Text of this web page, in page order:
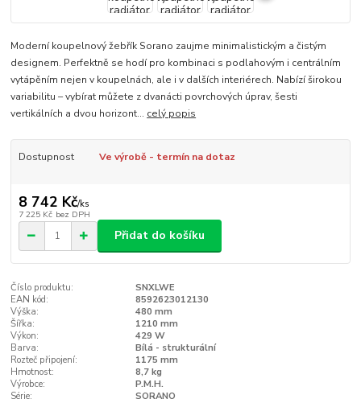
Moderní koupelnový žebřík Sorano zaujme minimalistickým a čistým
designem. Perfektně se hodí pro kombinaci s podlahovým i centrálním
vytápěním nejen v koupelnách, ale i v dalších interiérech. Nabízí širokou
variabilitu – vybírat můžete z dvanácti povrchových úprav, šesti
vertikálních a dvou horizont... celý popis
Dostupnost Ve výrobě - termín na dotaz
8 742 Kč/ks
7 225 Kč bez DPH
Přidat do košíku
Číslo produktu:
SNXLWE
EAN kód:
8592623012130
Výška:
480 mm
Šířka:
1210 mm
Výkon:
429 W
Barva:
Bílá - strukturální
Rozteč připojení:
1175 mm
Hmotnost:
8,7 kg
Výrobce:
P.M.H.
Série:
SORANO